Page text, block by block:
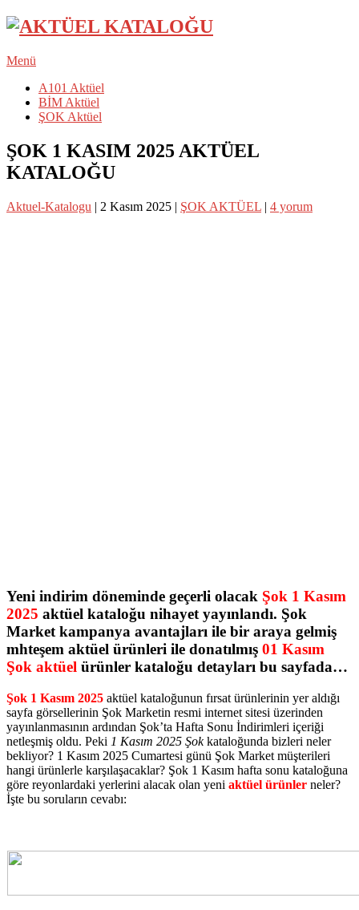
Menü
A101 Aktüel
BİM Aktüel
ŞOK Aktüel
ŞOK 1 KASIM 2025 AKTÜEL
KATALOĞU
Aktuel-Katalogu | 2 Kasım 2025 | ŞOK AKTÜEL | 4 yorum
Yeni indirim döneminde geçerli olacak Şok 1 Kasım
2025 aktüel kataloğu nihayet yayınlandı. Şok
Market kampanya avantajları ile bir araya gelmiş
mhteşem aktüel ürünleri ile donatılmış 01 Kasım
Şok aktüel ürünler kataloğu detayları bu sayfada…
Şok 1 Kasım 2025 aktüel kataloğunun fırsat ürünlerinin yer aldığı
sayfa görsellerinin Şok Marketin resmi internet sitesi üzerinden
yayınlanmasının ardından Şok’ta Hafta Sonu İndirimleri içeriği
netleşmiş oldu. Peki 1 Kasım 2025 Şokkataloğunda bizleri neler
bekliyor? 1 Kasım 2025 Cumartesi günü Şok Market müşterileri
hangi ürünlerle karşılaşacaklar? Şok 1 Kasım hafta sonu kataloğuna
göre reyonlardaki yerlerini alacak olan yeni aktüel ürünler neler?
İşte bu soruların cevabı: